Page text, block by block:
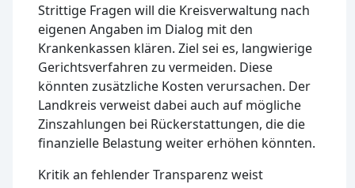
Strittige Fragen will die Kreisverwaltung nach
eigenen Angaben im Dialog mit den
Krankenkassen klären. Ziel sei es, langwierige
Gerichtsverfahren zu vermeiden. Diese
könnten zusätzliche Kosten verursachen. Der
Landkreis verweist dabei auch auf mögliche
Zinszahlungen bei Rückerstattungen, die die
finanzielle Belastung weiter erhöhen könnten.
Kritik an fehlender Transparenz weist